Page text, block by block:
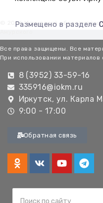
Размещено в разделе
© 2026 Иркутский областной
Все права защищены. Все
При использовании материалов
8 (3952) 33-59-16
335916@iokm.ru
Иркутск, ул. Карла
9:00 - 17:00
Обратная связь